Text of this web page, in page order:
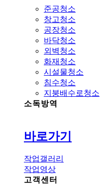
준공청소
창고청소
공장청소
바닥청소
외벽청소
화재청소
시설물청소
침수청소
지붕배수로청소
소독방역
바로가기
작업갤러리
작업영상
고객센터